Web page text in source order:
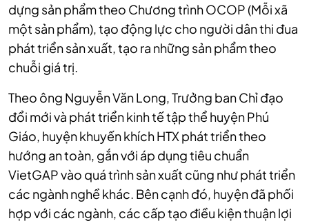
dựng sản phẩm theo Chương trình OCOP (Mỗi xã
một sản phẩm), tạo động lực cho người dân thi đua
phát triển sản xuất, tạo ra những sản phẩm theo
chuỗi giá trị.
Theo ông Nguyễn Văn Long, Trưởng ban Chỉ đạo
đổi mới và phát triển kinh tế tập thể huyện Phú
Giáo, huyện khuyến khích HTX phát triển theo
hướng an toàn, gắn với áp dụng tiêu chuẩn
VietGAP vào quá trình sản xuất cũng như phát triển
các ngành nghề khác. Bên cạnh đó, huyện đã phối
hợp với các ngành, các cấp tạo điều kiện thuận lợi